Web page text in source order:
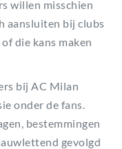
willen misschien
aansluiten bij clubs
die kans maken
bij AC Milan
onder de fans.
bestemmingen
gevolgd